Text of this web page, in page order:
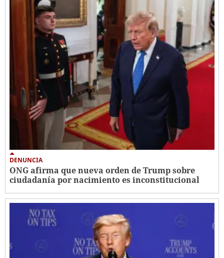
DENUNCIA
ONG afirma que nueva orden de Trump sobre
ciudadanía por nacimiento es inconstitucional